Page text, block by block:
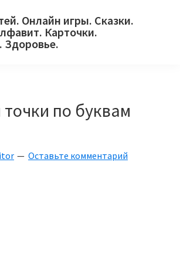
Онлайн игры. Сказки.
Карточки.
Здоровье.
по буквам
Оставьте комментарий